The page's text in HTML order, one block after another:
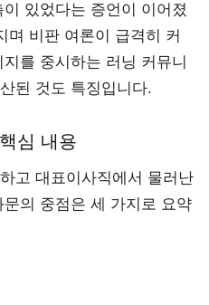
있었다는 증언이 이어졌
며 비판 여론이 급격히 커
를 중시하는 러닝 커뮤니
된 것도 특징입니다.
심 내용
고 대표이사직에서 물러난
의 중점은 세 가지로 요약